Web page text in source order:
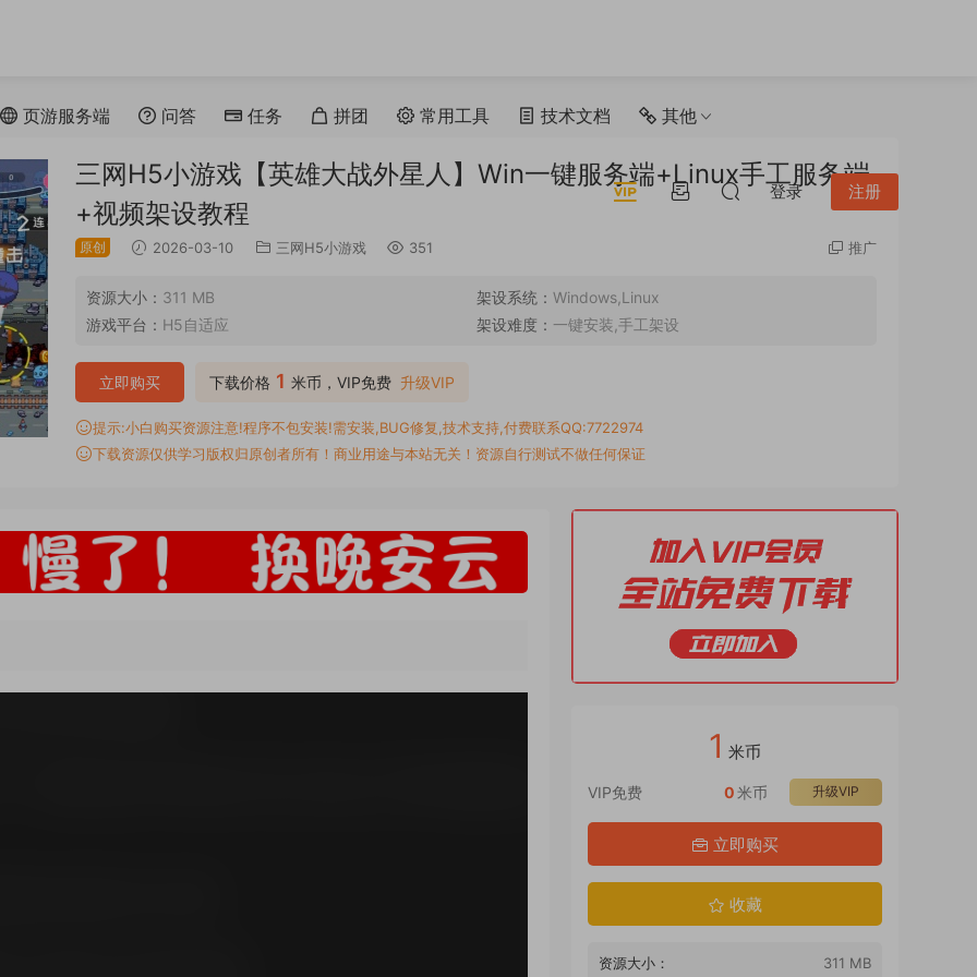
页游服务端 问答 任务 拼团 常用工具 技术文档 其他
登录 注册
三网H5小游戏【英雄大战外星人】Win一键服务端+Linux手工服务端
+视频架设教程
原创 2026-03-10 三网H5小游戏 351 推广
资源大小： 311 MB 架设系统： Windows,Linux
游戏平台： H5自适应 架设难度： 一键安装,手工架设
下载价格 1 米币，VIP免费 升级VIP
立即购买
提示:小白购买资源注意!程序不包安装!需安装,BUG修复,技术支持,付费联系QQ:7722974
下载资源仅供学习版权归原创者所有！商业用途与本站无关！资源自行测试不做任何保证
1 米币
VIP免费 升级VIP
0米币
立即购买
收藏
资源大小： 311 MB